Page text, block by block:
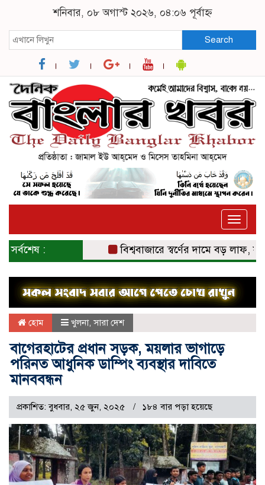
শনিবার, ০৮ অগাস্ট ২০২৬, ০৪:০৬ পূর্বাহ্ন
Search
Toggle
সর্বশেষ : বিশ্ববাজারে স্বর্ণের দামে বড় লাফ, সাত
হোম খুলনা,সারা দেশ
বাগেরহাটের প্রধান সড়ক, ময়লার ভাগাড়ে
পরিনত আধুনিক ডাম্পিং ব্যবস্থার দাবিতে
মানববন্ধন
প্রকাশিত: বুধবার, ২৫ জুন, ২০২৫ ১৮৪ বার পড়া হয়েছে